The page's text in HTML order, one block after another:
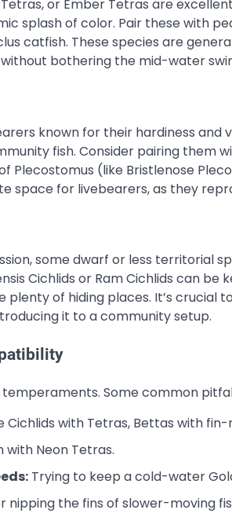
or Ember Tetras are
splash of color. Pair these with
catfish. These species are
bothering the mid-water
known for their hardiness
fish. Consider pairing them
Plecostomus (like Bristlenose
space for livebearers, as they
some dwarf or less territorial
Cichlids or Ram Cichlids can
of hiding places. It’s crucial
it to a community setup.
Some common
Cichlids with Tetras, Bettas with
with Neon Tetras.
Trying to keep a cold-water
nipping the fins of slower-moving